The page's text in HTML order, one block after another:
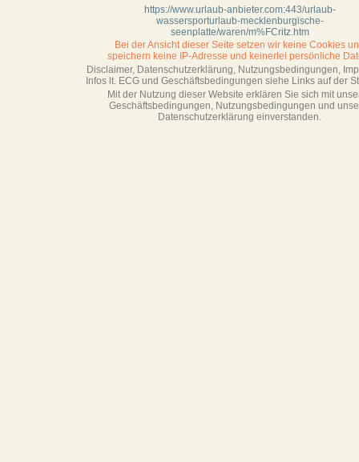
https://www.urlaub-anbieter.com:443/urlaub-
wassersporturlaub-mecklenburgische-
seenplatte/waren/m%FCritz.htm
Bei der Ansicht dieser Seite setzen wir keine Cookies
speichern keine IP-Adresse und keinerlei persönliche
Disclaimer, Datenschutzerklärung, Nutzungsbedingungen,
Infos lt. ECG und Geschäftsbedingungen siehe Links auf der
Mit der Nutzung dieser Website erklären Sie sich mit
Geschäftsbedin­gungen, Nutzungsbedingungen und
Datenschutzerklärung einverstanden.